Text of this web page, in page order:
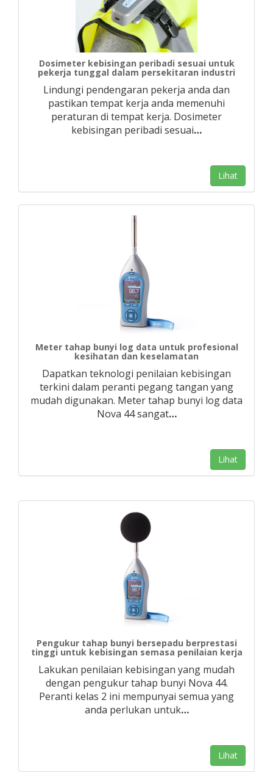
Dosimeter kebisingan peribadi sesuai untuk
pekerja tunggal dalam persekitaran industri
Lindungi pendengaran pekerja anda dan
pastikan tempat kerja anda memenuhi
peraturan di tempat kerja. Dosimeter
kebisingan peribadi sesuai…
Lihat
Meter tahap bunyi log data untuk profesional
kesihatan dan keselamatan
Dapatkan teknologi penilaian kebisingan
terkini dalam peranti pegang tangan yang
mudah digunakan. Meter tahap bunyi log data
Nova 44 sangat…
Lihat
Pengukur tahap bunyi bersepadu berprestasi
tinggi untuk kebisingan semasa penilaian kerja
Lakukan penilaian kebisingan yang mudah
dengan pengukur tahap bunyi Nova 44.
Peranti kelas 2 ini mempunyai semua yang
anda perlukan untuk…
Lihat